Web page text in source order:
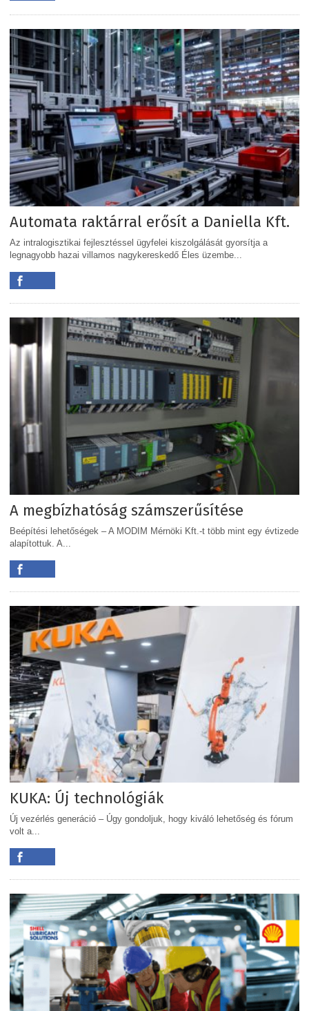
Automata raktárral erősít a Daniella Kft.
Az intralogisztikai fejlesztéssel ügyfelei kiszolgálását gyorsítja a
legnagyobb hazai villamos nagykereskedő Éles üzembe...
A megbízhatóság számszerűsítése
Beépítési lehetőségek – A MODIM Mérnöki Kft.-t több mint egy évtizede
alapítottuk. A...
KUKA: Új technológiák
Új vezérlés generáció – Úgy gondoljuk, hogy kiváló lehetőség és fórum
volt a...